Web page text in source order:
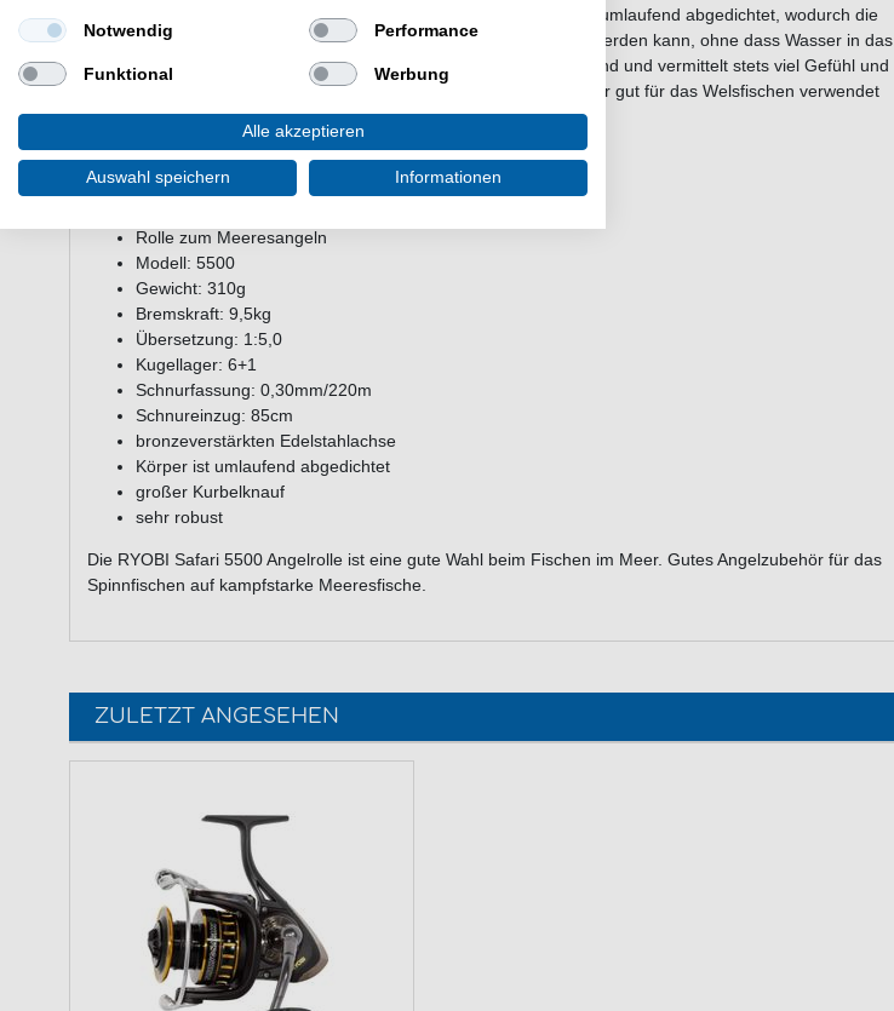
Edelstahlachse und eine hohe Bremskraft. Der gesamte Körper ist umlaufend abgedichtet, wodurch die
Rolle bis zu einer Stunde einen Meter tief ins Wasser eingetaucht werden kann, ohne dass Wasser in das
Getriebe gelangt. Der große Kurbelknauf liegt angenehm in der Hand und vermittelt stets viel Gefühl und
Kontrolle. Neben dem Angeln im Meer kann die Angelrolle auch sehr gut für das Welsfischen verwendet
werden.
Eigenschaften der RYOBI Safari Angelrolle
Rolle zum Meeresangeln
Modell: 5500
Gewicht: 310g
Bremskraft: 9,5kg
Übersetzung: 1:5,0
Kugellager: 6+1
Schnurfassung: 0,30mm/220m
Schnureinzug: 85cm
bronzeverstärkten Edelstahlachse
Körper ist umlaufend abgedichtet
großer Kurbelknauf
sehr robust
Die RYOBI Safari 5500 Angelrolle ist eine gute Wahl beim Fischen im Meer. Gutes Angelzubehör für das
Spinnfischen auf kampfstarke Meeresfische.
ZULETZT ANGESEHEN
Notwendig Performance
Funktional Werbung
Alle akzeptieren
Auswahl speichern Informationen